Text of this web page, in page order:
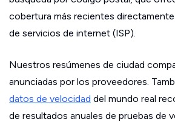
cobertura más recientes
de servicios de internet (ISP).
Nuestros resúmenes de ciudad
anunciadas por los proveedores.
datos de velocidad del mundo real
de resultados anuales de pruebas de